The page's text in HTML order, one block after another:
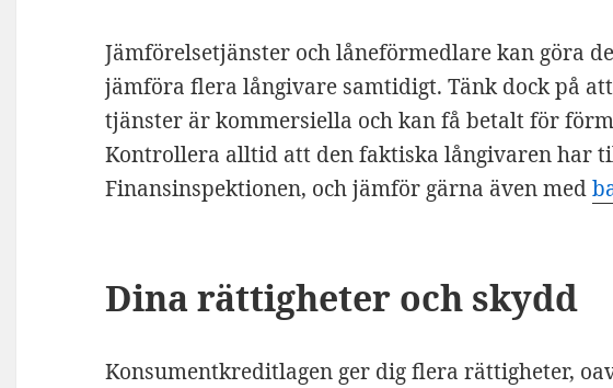
Jämförelsetjänster och låneförmedlare kan göra
jämföra flera långivare samtidigt. Tänk dock på
tjänster är kommersiella och kan få betalt för
Kontrollera alltid att den faktiska långivaren har
Finansinspektionen, och jämför gärna även med
Dina rättigheter och skydd
Konsumentkreditlagen ger dig flera rättigheter,